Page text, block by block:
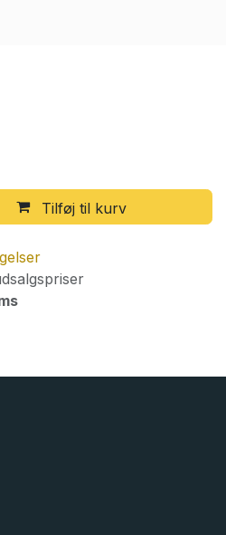
Tilføj til kurv